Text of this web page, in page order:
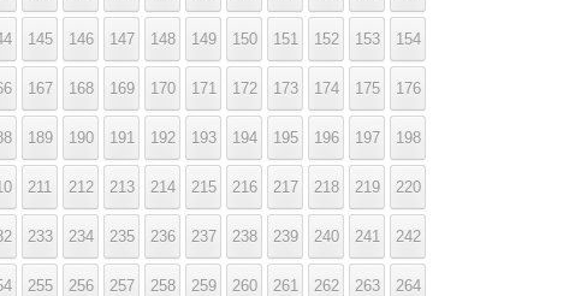
145 146 147 148 149 150 151 152 153 154
167 168 169 170 171 172 173 174 175 176
189 190 191 192 193 194 195 196 197 198
211 212 213 214 215 216 217 218 219 220
233 234 235 236 237 238 239 240 241 242
255 256 257 258 259 260 261 262 263 264